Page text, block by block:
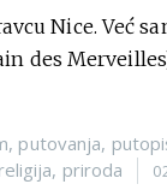
Nice. Već
des
, putovanja,
religija, priroda